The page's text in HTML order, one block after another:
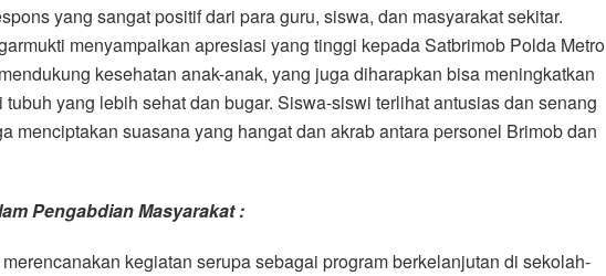
yang sangat positif dari para guru, siswa, dan masyarakat sekitar.
menyampaikan apresiasi yang tinggi kepada Satbrimob Polda Metro
kesehatan anak-anak, yang juga diharapkan bisa meningkatkan
yang lebih sehat dan bugar. Siswa-siswi terlihat antusias dan senang
menciptakan suasana yang hangat dan akrab antara personel Brimob dan
Pengabdian Masyarakat :
kegiatan serupa sebagai program berkelanjutan di sekolah-